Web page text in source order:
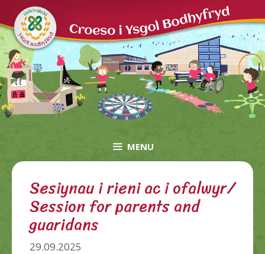
to
content
MENU
Sesiynau i rieni ac i ofalwyr/
Session for parents and
guaridans
29.09.2025